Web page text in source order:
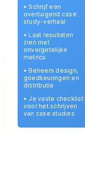
•Schrijf een
overtuigend case
study-verhaal
• Laat resultaten
zien met
onvergetelijke
metrics
• Beheers design,
goedkeuringen en
distributie
• Je vaste checklist
voor het schrijven
van case studies